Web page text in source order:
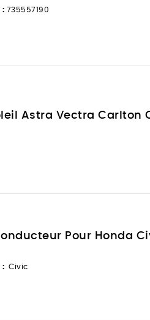
: 735557190
Astra Vectra Carlton
Pour Honda
: Civic